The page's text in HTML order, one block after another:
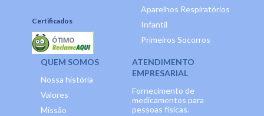
Certificados
Aparelhos Respiratórios
Infantil
Primeiros Socorros
QUEM SOMOS
Nossa história
Valores
Missão
ATENDIMENTO
EMPRESARIAL
Fornecimento de
medicamentos para
pessoas físicas.